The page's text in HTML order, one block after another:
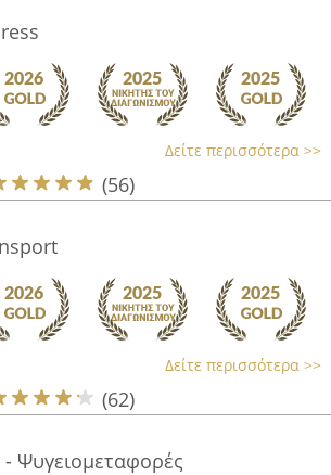
Δείτε περισσότερα >>
(56)
Δείτε περισσότερα >>
(62)
- Ψυγειομεταφορές